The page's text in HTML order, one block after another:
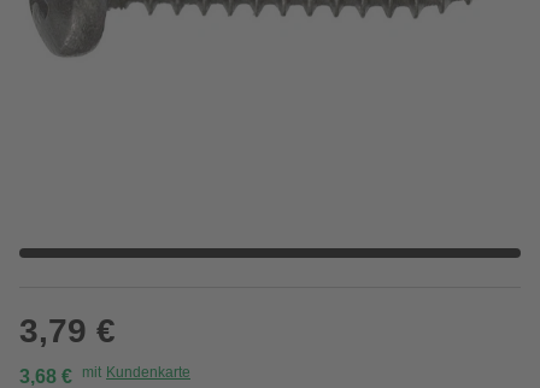
3,79 €
3,68 € mit Kundenkarte